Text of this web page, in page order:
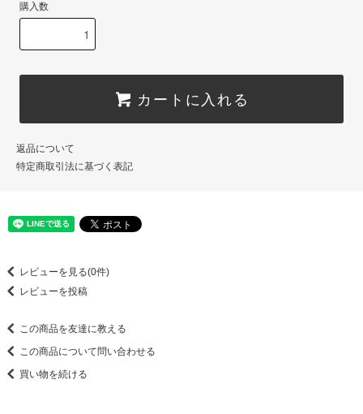
購入数
カートに入れる
返品について
特定商取引法に基づく表記
レビューを見る(0件)
レビューを投稿
この商品を友達に教える
この商品について問い合わせる
買い物を続ける